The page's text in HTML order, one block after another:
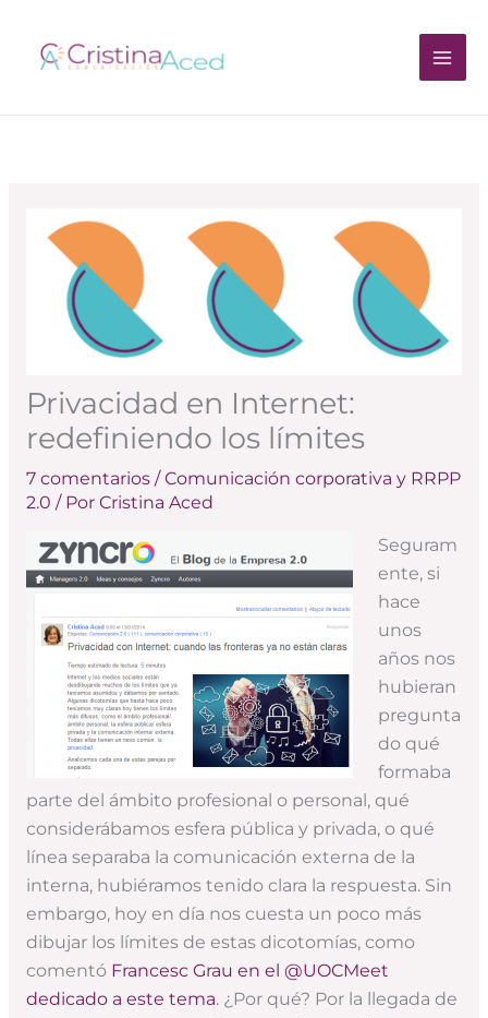
contenido
Privacidad en Internet:
redefiniendo los límites
7 comentarios /Comunicación corporativa y RRPP
2.0 / Por Cristina Aced
Seguram
ente, si
hace
unos
años nos
hubieran
pregunta
do qué
formaba
parte del ámbito profesional o personal, qué
considerábamos esfera pública y privada, o qué
línea separaba la comunicación externa de la
interna, hubiéramos tenido clara la respuesta. Sin
embargo, hoy en día nos cuesta un poco más
dibujar los límites de estas dicotomías, como
comentó Francesc Grau en el @UOCMeet
dedicado a este tema. ¿Por qué? Por la llegada de